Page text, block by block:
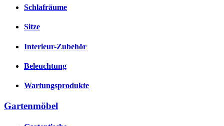
Schlafräume
Sitze
Interieur-Zubehör
Beleuchtung
Wartungsprodukte
Gartenmöbel